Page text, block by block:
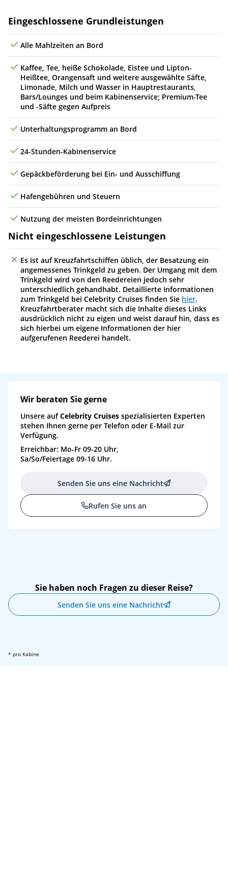
Leistungen
Eingeschlossene Grundleistungen
Alle Mahlzeiten an Bord
Kaffee, Tee, heiße Schokolade, Eistee und Lipton-
Heißtee, Orangensaft und weitere ausgewählte Säfte,
Limonade, Milch und Wasser in Hauptrestaurants,
Bars/Lounges und beim Kabinenservice; Premium-Tee
und -Säfte gegen Aufpreis
Unterhaltungsprogramm an Bord
24-Stunden-Kabinenservice
Gepäckbeförderung bei Ein- und Ausschiffung
Hafengebühren und Steuern
Nutzung der meisten Bordeinrichtungen
Nicht eingeschlossene Leistungen
Es ist auf Kreuzfahrtschiffen üblich, der Besatzung ein
angemessenes Trinkgeld zu geben. Der Umgang mit dem
Trinkgeld wird von den Reedereien jedoch sehr
unterschiedlich gehandhabt. Detaillierte Informationen
zum Trinkgeld bei Celebrity Cruises finden Sie hier.
Kreuzfahrtberater macht sich die Inhalte dieses Links
ausdrücklich nicht zu eigen und weist darauf hin, dass es
sich hierbei um eigene Informationen der hier
aufgerufenen Reederei handelt.
Wir beraten Sie gerne
Unsere aufCelebrity Cruises spezialisierten Experten
stehen Ihnen gerne per Telefon oder E-Mail zur
Verfügung.
Erreichbar: Mo-Fr 09-20 Uhr,
Sa/So/Feiertage 09-16 Uhr.
Senden Sie uns eine Nachricht
Rufen Sie uns an
Sie haben noch Fragen zu dieser Reise?
Senden Sie uns eine Nachricht
* pro Kabine